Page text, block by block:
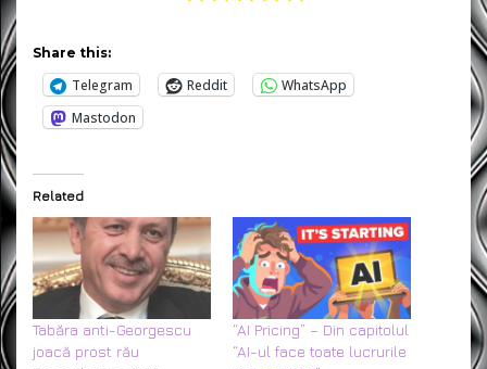
Share this:
Telegram Reddit
WhatsApp
Mastodon
Related
Tabăra anti-Georgescu
joacă prost rău
“AI Pricing” – Din capitolul
“AI-ul face toate lucrurile